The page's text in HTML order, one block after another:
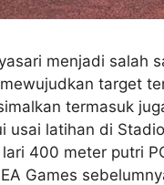
menjadi salah
target
termasuk
usai latihan di
lari 400 meter putri
Games